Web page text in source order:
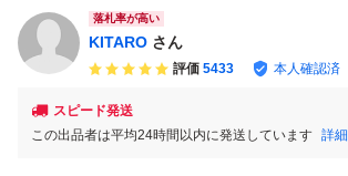
落札率が高い
KITARO さん
評価 5433 本人確認済
スピード発送
この出品者は平均24時間以内に発送しています 詳細